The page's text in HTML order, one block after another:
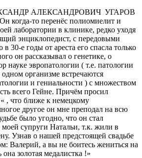
АЛЕКСАНДРОВИЧ УГАРОВ
когда-то перенёс полиомиелит и
лаборатории в клинике, редко уходя
энциклопедист, с передовыми
30-е годы от ареста его спасла только
он рассказывал о генетике, о
науке эвропатологии ( т.е. патологии
одном организме встречаются
и гениальности ) с множеством
всего Гейне. Причём просил
, что ближе к немецкому
другое он мне преподал на всю
было угодно, что он стал
супруги Натальи, т.к. жили в
Узнав о нашей предстоящей свадьбе
Валерий, а вы не боитесь жениться на
золотая медалистка !»